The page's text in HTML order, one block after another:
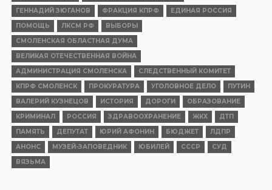
ГЕННАДИЙ ЗЮГАНОВ
ФРАКЦИЯ КПРФ
ЕДИНАЯ РОССИЯ
ПОМОЩЬ
ЛКСМ РФ
ВЫБОРЫ
СМОЛЕНСКАЯ ОБЛАСТНАЯ ДУМА
ВЕЛИКАЯ ОТЕЧЕСТВЕННАЯ ВОЙНА
АДМИНИСТРАЦИЯ СМОЛЕНСКА
СЛЕДСТВЕННЫЙ КОМИТЕТ
КПРФ СМОЛЕНСК
ПРОКУРАТУРА УГОЛОВНОЕ ДЕЛО
ПУТИН
ВАЛЕРИЙ КУЗНЕЦОВ
ИСТОРИЯ ДОРОГИ
ОБРАЗОВАНИЕ
КРИМИНАЛ
РОССИЯ ЗДРАВООХРАНЕНИЕ ЖКХ
ДТП
ПАМЯТЬ
ДЕПУТАТ ЮРИЙ АФОНИН БЮДЖЕТ
ЛДПР
АНОНС
МУЗЕЙ-ЗАПОВЕДНИК ЮБИЛЕЙ СССР
СУД
ВЯЗЬМА